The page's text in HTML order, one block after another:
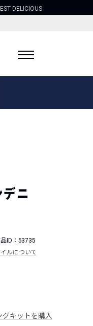
DELICIOUS
ニ
ID：53735
ルについて
グキットを購入